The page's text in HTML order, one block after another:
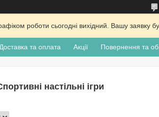
роботи сьогодні вихідний. Вашу
Доставка та оплата Акції Повернення та
настільні ігри